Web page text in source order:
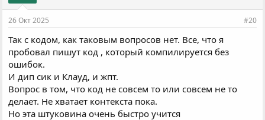
26 Окт 2025 #20
Так с кодом, как таковым вопросов нет. Все, что я
пробовал пишут код , который компилируется без
ошибок.
И дип сик и Клауд, и жпт.
Вопрос в том, что код не совсем то или совсем не то
делает. Не хватает контекста пока.
Но эта штуковина очень быстро учится